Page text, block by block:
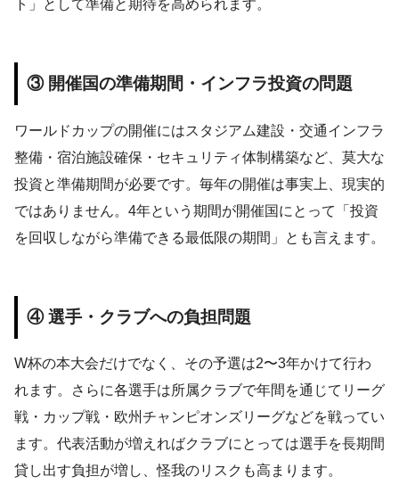
ト」として準備と期待を高められます。
③ 開催国の準備期間・インフラ投資の問題
ワールドカップの開催にはスタジアム建設・交通インフラ
整備・宿泊施設確保・セキュリティ体制構築など、莫大な
投資と準備期間が必要です。毎年の開催は事実上、現実的
ではありません。4年という期間が開催国にとって「投資
を回収しながら準備できる最低限の期間」とも言えます。
④ 選手・クラブへの負担問題
W杯の本大会だけでなく、その予選は2〜3年かけて行わ
れます。さらに各選手は所属クラブで年間を通じてリーグ
戦・カップ戦・欧州チャンピオンズリーグなどを戦ってい
ます。代表活動が増えればクラブにとっては選手を長期間
貸し出す負担が増し、怪我のリスクも高まります。